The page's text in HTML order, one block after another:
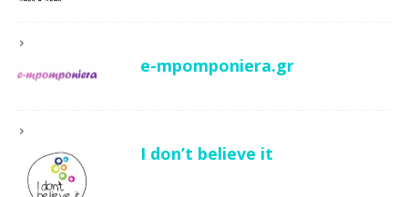
e-mpomponiera.gr
I don’t believe it